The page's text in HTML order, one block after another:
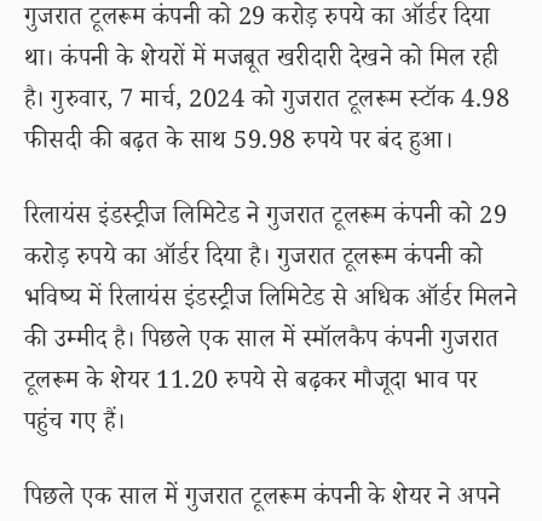
गुजरात टूलरूम कंपनी को 29 करोड़ रुपये का ऑर्डर दिया
था। कंपनी के शेयरों में मजबूत खरीदारी देखने को मिल रही
है। गुरुवार, 7 मार्च, 2024 को गुजरात टूलरूम स्टॉक 4.98
फीसदी की बढ़त के साथ 59.98 रुपये पर बंद हुआ।
रिलायंस इंडस्ट्रीज लिमिटेड ने गुजरात टूलरूम कंपनी को 29
करोड़ रुपये का ऑर्डर दिया है। गुजरात टूलरूम कंपनी को
भविष्य में रिलायंस इंडस्ट्रीज लिमिटेड से अधिक ऑर्डर मिलने
की उम्मीद है। पिछले एक साल में स्मॉलकैप कंपनी गुजरात
टूलरूम के शेयर 11.20 रुपये से बढ़कर मौजूदा भाव पर
पहुंच गए हैं।
पिछले एक साल में गुजरात टूलरूम कंपनी के शेयर ने अपने